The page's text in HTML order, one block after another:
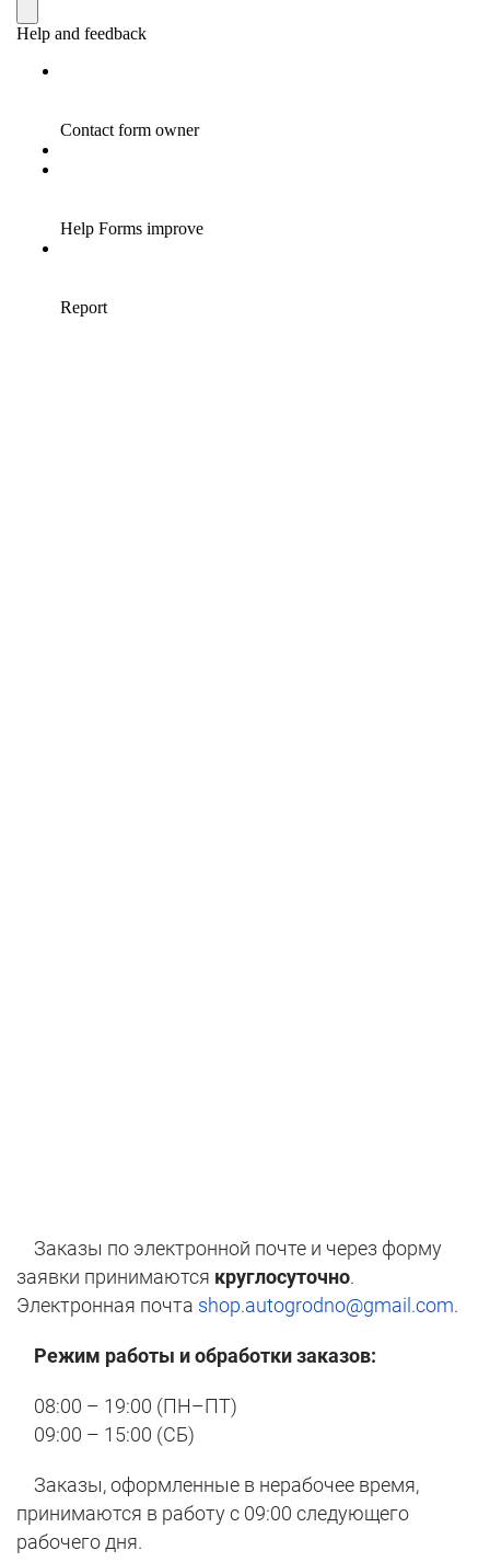
Заказы по электронной почте и через форму
заявки принимаются круглосуточно.
Электронная почта shop.autogrodno@gmail.com.
Режим работы и обработки заказов:
08:00 – 19:00 (ПН–ПТ)
09:00 – 15:00 (СБ)
Заказы, оформленные в нерабочее время,
принимаются в работу с 09:00 следующего
рабочего дня.